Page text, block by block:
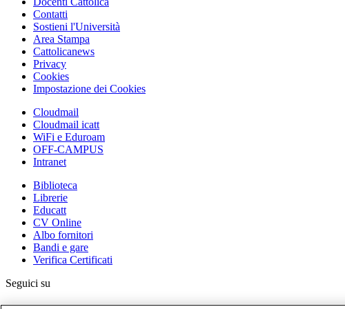
Contatti
Sostieni l'Università
Area Stampa
Cattolicanews
Privacy
Cookies
Impostazione dei Cookies
Cloudmail
Cloudmail icatt
WiFi e Eduroam
OFF-CAMPUS
Intranet
Biblioteca
Librerie
Educatt
CV Online
Albo fornitori
Bandi e gare
Verifica Certificati
Seguici su